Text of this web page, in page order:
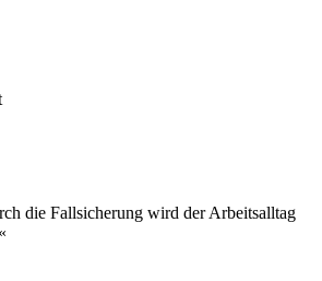
die Fall­sicherung wird der Arbeits­alltag